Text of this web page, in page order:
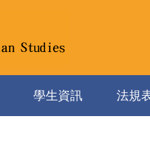
學生資訊 法規